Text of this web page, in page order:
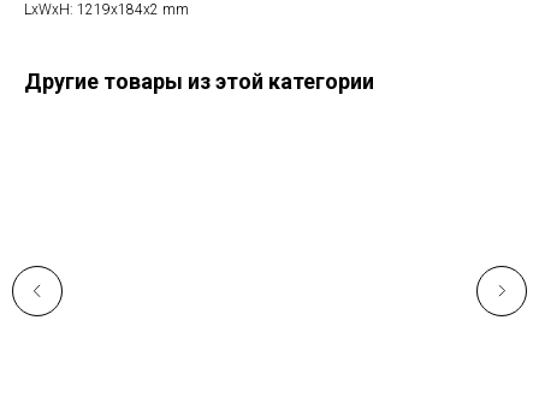
LxWxH: 1219x184x2 mm
Другие товары из этой категории